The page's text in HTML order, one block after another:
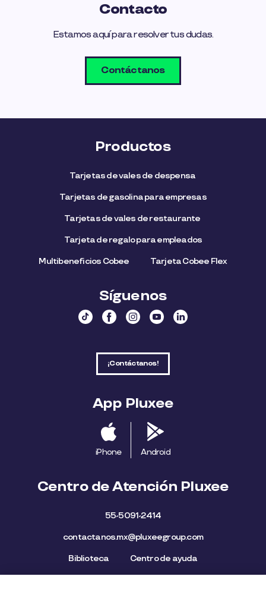
Contacto
Estamos aquí para resolver tus dudas.
Contáctanos
Productos
Tarjetas de vales de despensa
Tarjetas de gasolina para empresas
Tarjetas de vales de restaurante
Tarjeta de regalo para empleados​
Multibeneficios Cobee Tarjeta Cobee Flex
Síguenos
¡Contáctanos!
App Pluxee
iPhone Android
Centro de Atención Pluxee
55-5091-2414
contactanos.mx@pluxeegroup.com
Biblioteca Centro de ayuda